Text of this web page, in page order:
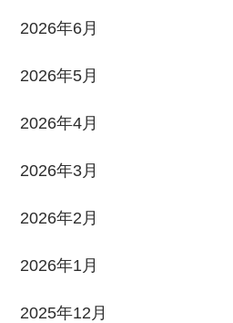
2026年6月
2026年5月
2026年4月
2026年3月
2026年2月
2026年1月
2025年12月